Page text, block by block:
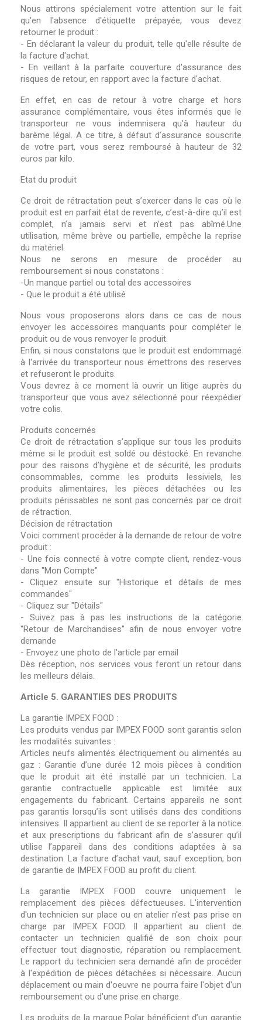
Nous attirons spécialement votre attention sur le fait
qu'en l'absence d'étiquette prépayée, vous devez
retourner le produit :
- En déclarant la valeur du produit, telle qu'elle résulte de
la facture d'achat.
- En veillant à la parfaite couverture d'assurance des
risques de retour, en rapport avec la facture d'achat.
En effet, en cas de retour à votre charge et hors
assurance complémentaire, vous êtes informés que le
transporteur ne vous indemnisera qu'à hauteur du
barème légal. A ce titre, à défaut d’assurance souscrite
de votre part, vous serez remboursé à hauteur de 32
euros par kilo.
Etat du produit
Ce droit de rétractation peut s’exercer dans le cas où le
produit est en parfait état de revente, c’est-à-dire qu’il est
complet, n’a jamais servi et n’est pas abîmé.Une
utilisation, même brève ou partielle, empêche la reprise
du matériel.
Nous ne serons en mesure de procéder au
remboursement si nous constatons :
-Un manque partiel ou total des accessoires
- Que le produit a été utilisé
Nous vous proposerons alors dans ce cas de nous
envoyer les accessoires manquants pour compléter le
produit ou de vous renvoyer le produit.
Enfin, si nous constatons que le produit est endommagé
à l'arrivée du transporteur nous émettrons des reserves
et refuseront le produits.
Vous devrez à ce moment là ouvrir un litige auprès du
transporteur que vous avez sélectionné pour réexpédier
votre colis.
Produits concernés
Ce droit de rétractation s’applique sur tous les produits
même si le produit est soldé ou déstocké. En revanche
pour des raisons d’hygiène et de sécurité, les produits
consommables, comme les produits lessiviels, les
produits alimentaires, les pièces détachées ou les
produits périssables ne sont pas concernés par ce droit
de rétraction.
Décision de rétractation
Voici comment procéder à la demande de retour de votre
produit :
- Une fois connecté à votre compte client, rendez-vous
dans "Mon Compte"
- Cliquez ensuite sur "Historique et détails de mes
commandes"
- Cliquez sur "Détails"
- Suivez pas à pas les instructions de la catégorie
"Retour de Marchandises" afin de nous envoyer votre
demande
- Envoyez une photo de l'article par email
Dès réception, nos services vous feront un retour dans
les meilleurs délais.
Article 5. GARANTIES DES PRODUITS
La garantie IMPEX FOOD :
Les produits vendus par IMPEX FOOD sont garantis selon
les modalités suivantes :
Articles neufs alimentés électriquement ou alimentés au
gaz : Garantie d’une durée 12 mois pièces à condition
que le produit ait été installé par un technicien. La
garantie contractuelle applicable est limitée aux
engagements du fabricant. Certains appareils ne sont
pas garantis lorsqu’ils sont utilisés dans des conditions
intensives. Il appartient au client de se reporter à la notice
et aux prescriptions du fabricant afin de s’assurer qu’il
utilise l’appareil dans des conditions adaptées à sa
destination. La facture d’achat vaut, sauf exception, bon
de garantie de IMPEX FOOD au profit du client.
La garantie IMPEX FOOD couvre uniquement le
remplacement des pièces défectueuses. L'intervention
d'un technicien sur place ou en atelier n'est pas prise en
charge par IMPEX FOOD. Il appartient au client de
contacter un technicien qualifié de son choix pour
effectuer tout diagnostic, réparation ou remplacement.
Le rapport du technicien sera demandé afin de procéder
à l'expédition de pièces détachées si nécessaire. Aucun
déplacement ou main d'oeuvre ne pourra faire l'objet d'un
remboursement ou d'une prise en charge.
Les produits de la marque Polar bénéficient d’un garantie